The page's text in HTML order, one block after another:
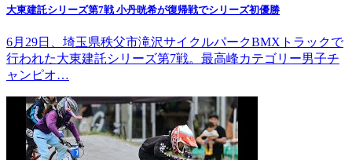
大東建託シリーズ第7戦 ⼩丹晄希が復帰戦でシリーズ初優勝
6月29日、埼玉県秩父市滝沢サイクルパークBMXトラックで
行われた大東建託シリーズ第7戦。最高峰カテゴリー男子チ
ャンピオ…